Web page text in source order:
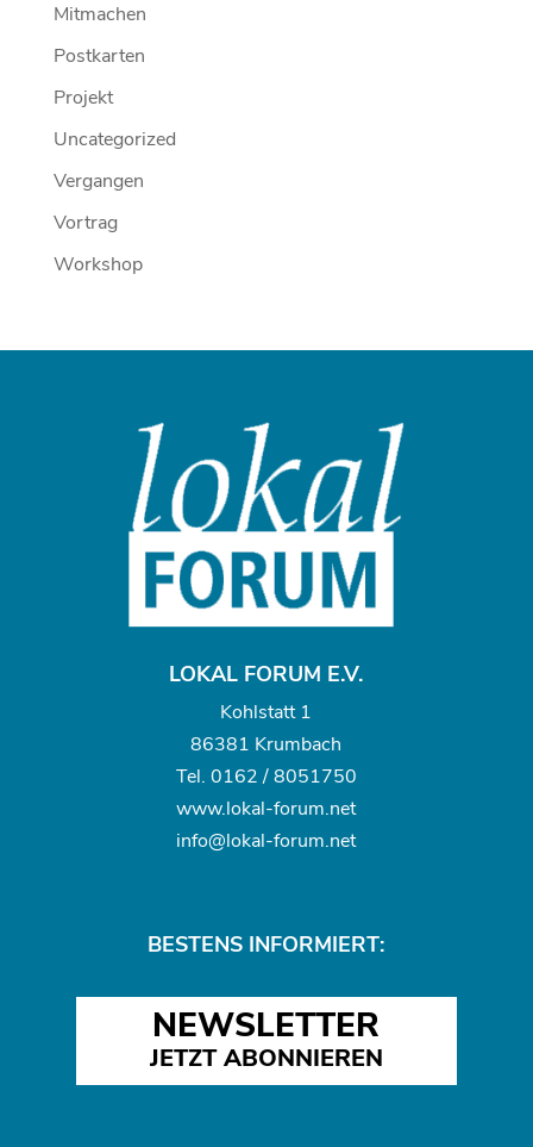
Mitmachen
Postkarten
Projekt
Uncategorized
Vergangen
Vortrag
Workshop
LOKAL FORUM E.V.
Kohlstatt 1
86381 Krumbach
Tel. 0162 / 8051750
www.lokal-forum.net
info@lokal-forum.net
BESTENS INFORMIERT:
NEWSLETTER
JETZT ABONNIEREN